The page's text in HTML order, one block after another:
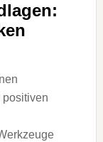
positiven